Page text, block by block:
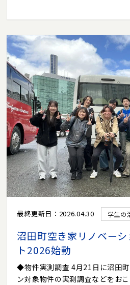
最終更新日：2026.04.30 学生の
沼田町空き家リノベー
ト2026始動
◆物件実測調査 4月21日に沼田
ン対象物件の実測調査などをお